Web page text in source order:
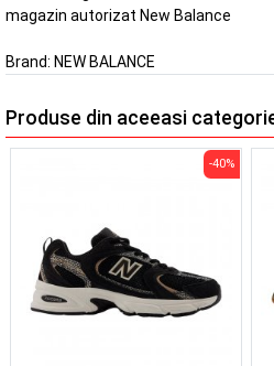
magazin autorizat New Balance
Brand: NEW BALANCE
Produse din aceeasi
-40%